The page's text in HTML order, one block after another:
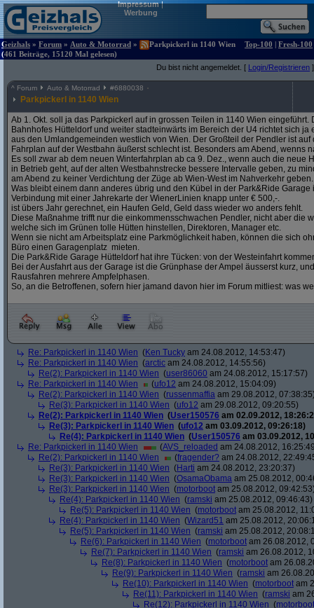
Impressum|
Werbung
Geizhals » Forum » Auto & Motorrad »
Parkpickerl in 1140 Wien
(461 Beiträge, 15120 Mal gelesen)
Top-100 | Fresh-100
Du bist nicht angemeldet. [ Login/Registrieren ]
^ Forum Auto & Motorrad #6880038
Parkpickerl in 1140 Wien
Ab 1. Okt. soll ja das Parkpickerl auf in grossen Teilen in 1140 Wien
Bahnhofes Hütteldorf und weiter stadteinwärts im Bereich der U4 richtet sich
aus den Umlandgemeinden westlich von Wien. Der Großteil der Pendler ist
Fahrplan auf der Westbahn äußerst schlecht ist. Besonders am Abend, wenns
Es soll zwar ab dem neuen Winterfahrplan ab ca 9. Dez., wenn auch die neue
in Betrieb geht, auf der alten Westbahnstrecke bessere Intervalle geben, zu
am Abend zu keiner Verdichtung der Züge ab Wien-West im Nahverkehr geben.
Was bleibt einem dann anderes übrig und den Kübel in der Park&Ride
Verbindung mit einer Jahrekarte der WienerLinien knapp unter € 500,-.
ist übers Jahr gerechnet, ein Haufen Geld, Geld dass wieder wo anders fehlt.
Diese Maßnahme trifft nur die einkommensschwachen Pendler, nicht aber die
welche sich im Grünen tolle Hütten hinstellen, Direktoren, Manager etc.
Wenn sie nicht am Arbeitsplatz eine Parkmöglichkeit haben, können die sich
Büro einen Garagenplatz mieten.
Die Park&Ride Garage Hütteldorf hat ihre Tücken: von der Westeinfahrt
Bei der Ausfahrt aus der Garage ist die Grünphase der Ampel äusserst kurz,
Rausfahren mehrere Ampfelphasen.
So, an die Betroffenen, sofern hier jamand davon hier im Forum mitliest: was
Re: Parkpickerl in 1140 Wien (Ken Tucky am 24.08.2012, 14:53:47)
Re: Parkpickerl in 1140 Wien (arctic am 24.08.2012, 14:55:56)
Re(2): Parkpickerl in 1140 Wien (user86060 am 24.08.2012, 15:17:57)
Re: Parkpickerl in 1140 Wien
(ufo12 am 24.08.2012, 15:04:09)
Re(2): Parkpickerl in 1140 Wien (russenmaffia am 29.08.2012,
Re(3): Parkpickerl in 1140 Wien (ufo12 am 29.08.2012, 09:20:55)
Re(2): Parkpickerl in 1140 Wien (User150576 am 02.09.2012,
Re(3): Parkpickerl in 1140 Wien (ufo12 am 03.09.2012, 09:26:18)
Re(4): Parkpickerl in 1140 Wien (User150576 am 03.09.2012,
Re: Parkpickerl in 1140 Wien
(AVS_reloaded am 24.08.2012,
Re(2): Parkpickerl in 1140 Wien
(fragender? am 24.08.2012,
Re(3): Parkpickerl in 1140 Wien (Harti am 24.08.2012, 23:20:37)
Re(3): Parkpickerl in 1140 Wien (OsamaObama am 25.08.2012,
Re(3): Parkpickerl in 1140 Wien (motorboot am 25.08.2012,
Re(4): Parkpickerl in 1140 Wien (ramski am 25.08.2012, 09:46:43)
Re(5): Parkpickerl in 1140 Wien (motorboot am 25.08.2012,
Re(4): Parkpickerl in 1140 Wien (Wizard51 am 25.08.2012,
Re(5): Parkpickerl in 1140 Wien (ramski am 25.08.2012,
Re(6): Parkpickerl in 1140 Wien (motorboot am 26.08.2012,
Re(7): Parkpickerl in 1140 Wien (ramski am 26.08.2012,
Re(8): Parkpickerl in 1140 Wien (motorboot am
Re(9): Parkpickerl in 1140 Wien (ramski am
Re(10): Parkpickerl in 1140 Wien (motorboot am
Re(11): Parkpickerl in 1140 Wien (ramski am
Re(12): Parkpickerl in 1140 Wien (motorboot